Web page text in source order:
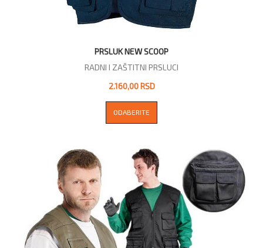
PRSLUK NEW SCOOP
RADNI I ZAŠTITNI PRSLUCI
2.160,00 RSD
ODABERITE